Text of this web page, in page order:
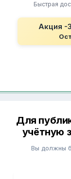
Быстрая
Акция -
Для
учётную
Вы должны